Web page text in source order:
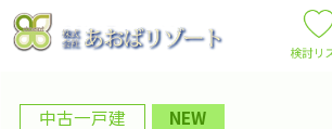
中古一戸建 NEW